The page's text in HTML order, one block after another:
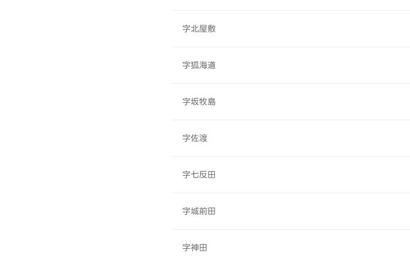
字北屋敷
字狐海道
字坂牧島
字佐渡
字七反田
字城前田
字神田